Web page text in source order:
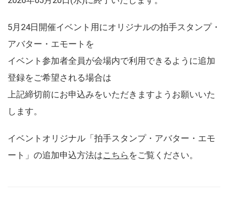
5月24日開催イベント用にオリジナルの拍手スタンプ・
アバター・エモートを
イベント参加者全員が会場内で利用できるように追加
登録をご希望される場合は
上記締切前にお申込みをいただきますようお願いいた
します。
イベントオリジナル「拍手スタンプ・アバター・エモ
ート」の追加申込方法はこちら をご覧ください。